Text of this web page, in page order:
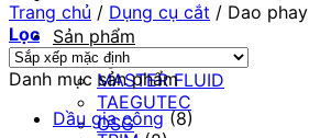
Sản phẩm
Thương Hiệu
MASTER FLUID
TAEGUTEC
OSG
Trang chủ / Dụng cụ cắt / Dao phay
Lọc
Danh mục sản phẩm
Dầu gia công (8)